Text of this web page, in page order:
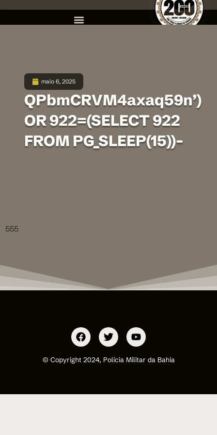
maio 6, 2025
QPbmCRVM4axaq59n’)
OR 922=(SELECT 922
FROM PG_SLEEP(15))–
555
© Copyright 2024, Polícia Militar da Bahia